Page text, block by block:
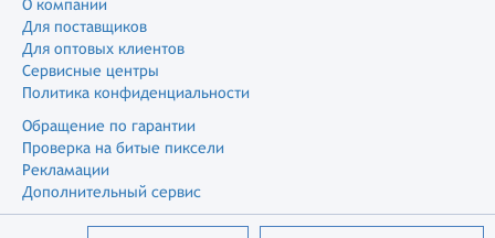
О компании
Для поставщиков
Для оптовых клиентов
Сервисные центры
Политика конфиденциальности
Обращение по гарантии
Проверка на битые пиксели
Рекламации
Дополнительный сервис